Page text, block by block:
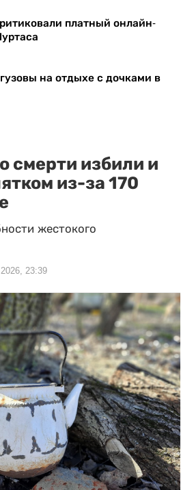
платный онлайн-
на отдыхе с дочками в
смерти избили и
из-за 170
жестокого
23:39